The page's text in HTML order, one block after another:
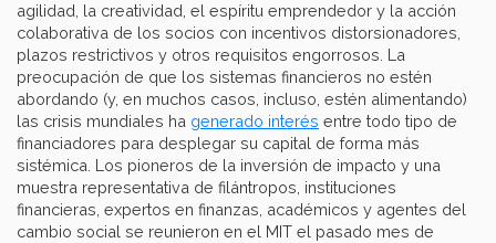
agilidad, la creatividad, el espíritu emprendedor y la acción
colaborativa de los socios con incentivos distorsionadores,
plazos restrictivos y otros requisitos engorrosos. La
preocupación de que los sistemas financieros no estén
abordando (y, en muchos casos, incluso, estén alimentando)
las crisis mundiales ha generado interés entre todo tipo de
financiadores para desplegar su capital de forma más
sistémica. Los pioneros de la inversión de impacto y una
muestra representativa de filántropos, instituciones
financieras, expertos en finanzas, académicos y agentes del
cambio social se reunieron en el MIT el pasado mes de